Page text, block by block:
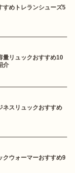
すめトレランシューズ5
量リュックおすすめ10
介
ネスリュックおすすめ
クウォーマーおすすめ9